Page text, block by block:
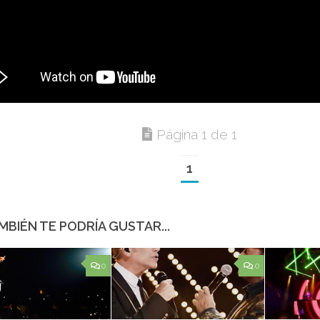
Página 1 de 1
1
TE PODRÍA GUSTAR...
0 0